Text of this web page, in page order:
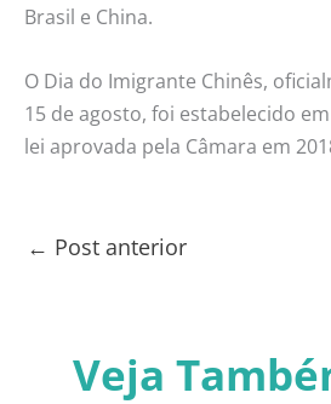
Brasil e China.
O Dia do Imigrante Chinês,
15 de agosto, foi estabelecido
lei aprovada pela Câmara em
← Post anterior
Veja